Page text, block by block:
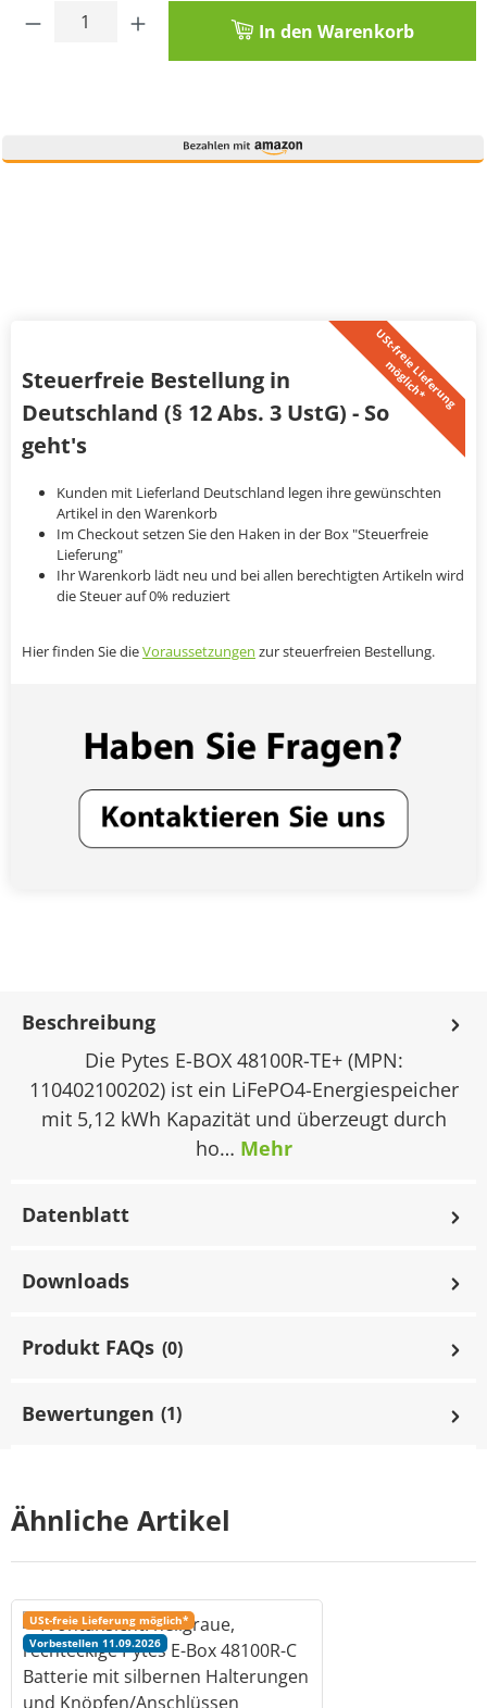
Produkt Anzahl: Gib den gewünschten
In den Warenkorb
U
S
t
-
f
r
e
i
e
L
i
e
f
e
r
u
n
g
m
ö
g
l
i
c
h
*
Steuerfreie Bestellung in
Deutschland (§ 12 Abs. 3 UstG) - So
geht's
Kunden mit Lieferland Deutschland legen ihre gewünschten
Artikel in den Warenkorb
Im Checkout setzen Sie den Haken in der Box "Steuerfreie
Lieferung"
Ihr Warenkorb lädt neu und bei allen berechtigten Artikeln wird
die Steuer auf 0% reduziert
Hier finden Sie dieVoraussetzungen zur steuerfreien Bestellung.
Ähnliche Artikel
USt-freie Lieferung möglich*
Vorbestellen 11.09.2026
Beschreibung
Die Pytes E-BOX 48100R-TE+ (MPN:
110402100202) ist ein LiFePO4-Energiespeicher
mit 5,12 kWh Kapazität und überzeugt durch
ho… Mehr
Datenblatt
Downloads
Produkt FAQs (0)
Bewertungen (1)